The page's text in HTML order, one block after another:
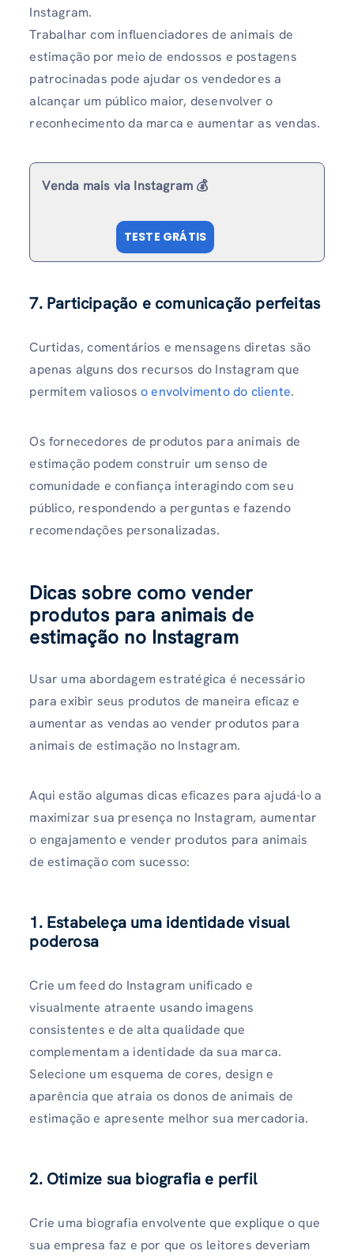
Instagram.
Trabalhar com influenciadores de animais de
estimação por meio de endossos e postagens
patrocinadas pode ajudar os vendedores a
alcançar um público maior, desenvolver o
reconhecimento da marca e aumentar as vendas.
Venda mais via Instagram 💰
TESTE GRÁTIS
7. Participação e comunicação perfeitas
Curtidas, comentários e mensagens diretas são
apenas alguns dos recursos do Instagram que
permitem valiosos o envolvimento do cliente.
Os fornecedores de produtos para animais de
estimação podem construir um senso de
comunidade e confiança interagindo com seu
público, respondendo a perguntas e fazendo
recomendações personalizadas.
Dicas sobre como vender
produtos para animais de
estimação no Instagram
Usar uma abordagem estratégica é necessário
para exibir seus produtos de maneira eficaz e
aumentar as vendas ao vender produtos para
animais de estimação no Instagram.
Aqui estão algumas dicas eficazes para ajudá-lo a
maximizar sua presença no Instagram, aumentar
o engajamento e vender produtos para animais
de estimação com sucesso:
1. Estabeleça uma identidade visual
poderosa
Crie um feed do Instagram unificado e
visualmente atraente usando imagens
consistentes e de alta qualidade que
complementam a identidade da sua marca.
Selecione um esquema de cores, design e
aparência que atraia os donos de animais de
estimação e apresente melhor sua mercadoria.
2. Otimize sua biografia e perfil
Crie uma biografia envolvente que explique o que
sua empresa faz e por que os leitores deveriam